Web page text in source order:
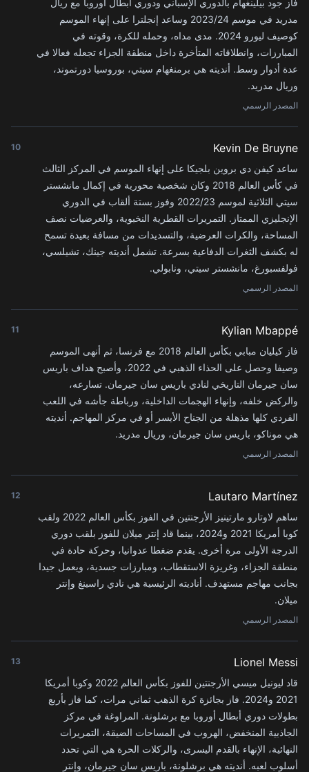
مدريد في موسم 2023/24 وساعد إنجلترا على إنهاء الموسم
كوصيف ليورو 2024. مدى مداه، وحمله للكرة، وقوته في
المبارزات، وانطلاقاته المتأخرة داخل منطقة الجزاء تجعله فعالا في
عدة أدوار وسط. أنديته هي برمنغهام سيتي، بوروسيا دورتموند،
وريال مدريد.
المصدر الرسمي
10 Kevin De Bruyne
ساعد كيفن دي بروين بلجيكا على إنهاء الموسم في المركز الثالث
في كأس العالم 2018 وكان شخصية محورية في إكمال مانشستر
سيتي الثلاثية لموسم 2022/23 وفوز بستة ألقاب في الدوري
الإنجليزي الممتاز. التمريرات القطرية النخبوية، والعرضيات نصف
المساحة، والكرات العرضية، والتسديدات من مسافة بعيدة تسمح
له بكشف الثغرات الدفاعية بسرعة. تشمل أنديته جينك، تشيلسي،
فولفسبورغ، مانشستر سيتي، ونابولي.
المصدر الرسمي
11 Kylian Mbappé
فاز كيليان مبابي بكأس العالم 2018 مع فرنسا، ثم أنهى الموسم
وصيفا وحصل على الحذاء الذهبي في 2022، وأصبح هداف باريس
سان جيرمان التاريخي لنادي باريس سان جيرمان. تسارعه،
والركض خلفه، وإنهاء الهجمات الداخلية، ورباطة جأشه في اللعب
الفردي كلها مذهلة من الجناح الأيسر أو في مركز المهاجم. أنديته
هي موناكو، باريس سان جيرمان، وريال مدريد.
المصدر الرسمي
12 Lautaro Martínez
ساهم لاوتارو مارتينيز الأرجنتين في الفوز بكأس العالم 2022 ولقب
كوبا أمريكا 2021 و2024، بينما قاد إنتر ميلان للفوز بلقب دوري
الدرجة الأولى مرة أخرى. يقدم ضغطا عدوانيا، وحركة حادة في
منطقة الجزاء، وغريزة الاستقطاب، ومبارزات جسدية، ويعمل جيدا
بجانب مهاجم مستهدف. أناديته الرئيسية هي نادي راسينغ وإنتر
ميلان.
المصدر الرسمي
13 Lionel Messi
قاد ليونيل ميسي الأرجنتين للفوز بكأس العالم 2022 وكوبا أمريكا
2021 و2024. فاز بجائزة كرة الذهب ثماني مرات، كما فاز بأربع
بطولات دوري أبطال أوروبا مع برشلونة. المراوغة في مركز
الجاذبية المنخفض، الهروب في المساحات الضيقة، التمريرات
النهائية، الإنهاء بالقدم اليسرى، والركلات الحرة هي التي تحدد
أسلوب لعبه. أنديته هي برشلونة، باريس سان جيرمان، وإنتر